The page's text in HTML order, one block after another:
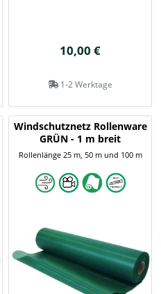
10,00 €
1-2 Werktage
Windschutznetz Rollenware
GRÜN - 1 m breit
Rollenlänge 25 m, 50 m und 100 m